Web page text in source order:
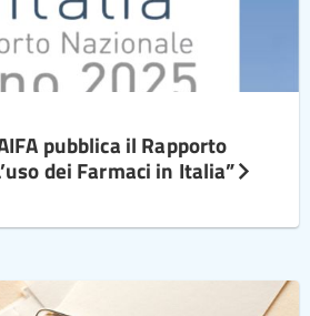
pubblica il Rapporto
dei Farmaci in Italia”